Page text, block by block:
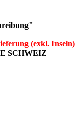
(exkl. Inseln)
SCHWEIZ